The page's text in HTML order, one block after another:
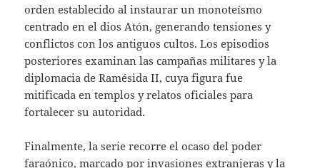
orden establecido al instaurar un monoteísmo
centrado en el dios Atón, generando tensiones y
conflictos con los antiguos cultos. Los episodios
posteriores examinan las campañas militares y la
diplomacia de Ramésida II, cuya figura fue
mitificada en templos y relatos oficiales para
fortalecer su autoridad.
Finalmente, la serie recorre el ocaso del poder
faraónico, marcado por invasiones extranjeras y la